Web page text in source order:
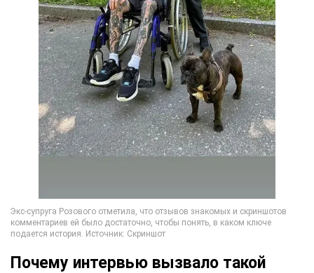
Почему интервью вызвало такой